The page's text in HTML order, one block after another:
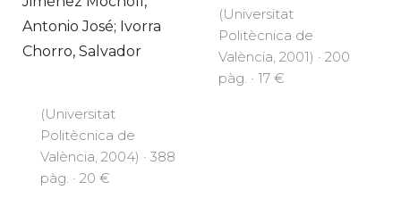
Antonio José; Ivorra
Chorro, Salvador
(Universitat
Politècnica de
València, 2004) · 388
pàg. · 20 €
(Universitat
Politècnica de
València, 2001) · 200
pàg. · 17 €